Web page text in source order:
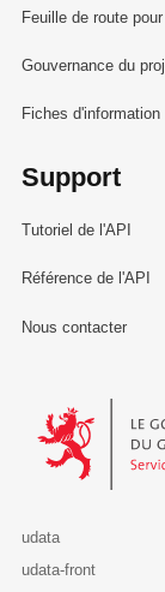
Feuille de route
Gouvernance du
Fiches d'information
Support
Tutoriel de l'API
Référence de l'API
Nous contacter
Le
udata
udata-front